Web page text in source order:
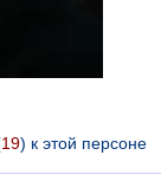
19) к этой персоне